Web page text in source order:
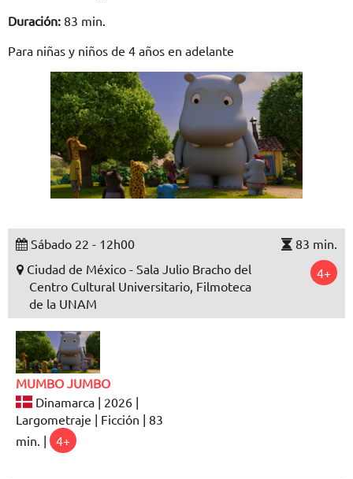
Duración: 83 min.
Para niñas y niños de 4 años en adelante
Sábado 22 - 12h00
83 min.
Ciudad de México - Sala Julio Bracho del
Centro Cultural Universitario, Filmoteca
de la UNAM
4+
MUMBO JUMBO
Dinamarca | 2026 |
Largometraje | Ficción | 83
min. |
4+